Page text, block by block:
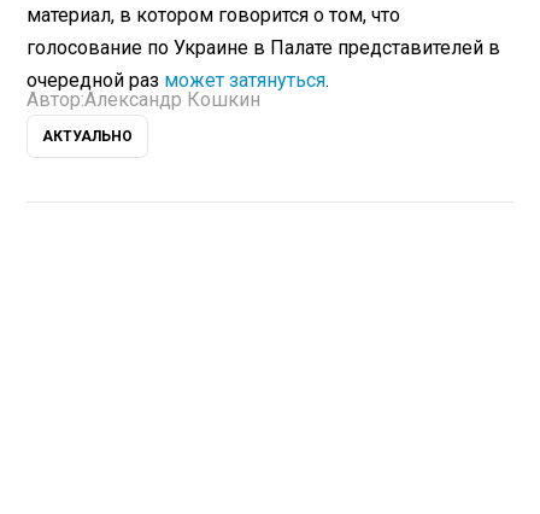
материал, в котором говорится о том, что
голосование по Украине в Палате представителей в
очередной раз может затянуться.
Автор:Александр Кошкин
АКТУАЛЬНО